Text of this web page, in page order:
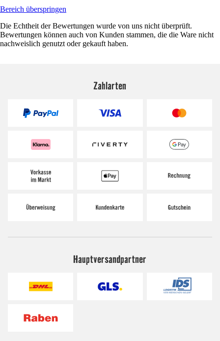
Bereich überspringen
Die Echtheit der Bewertungen wurde von uns nicht überprüft.
Bewertungen können auch von Kunden stammen, die die Ware nicht
nachweislich genutzt oder gekauft haben.
Zahlarten
Hauptversandpartner